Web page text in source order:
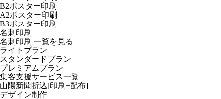
B2ポスター印刷
A2ポスター印刷
B3ポスター印刷
名刺印刷
名刺印刷 一覧を見る
ライトプラン
スタンダードプラン
プレミアムプラン
集客支援サービス一覧
山陽新聞折込[印刷+配布]
デザイン制作